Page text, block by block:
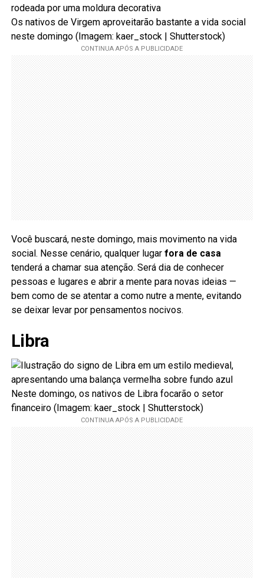
Os nativos de Virgem aproveitarão bastante a vida social
neste domingo (Imagem: kaer_stock | Shutterstock)
Você buscará, neste domingo, mais movimento na vida
social. Nesse cenário, qualquer lugarfora de casa
tenderá a chamar sua atenção. Será dia de conhecer
pessoas e lugares e abrir a mente para novas ideias —
bem como de se atentar a como nutre a mente, evitando
se deixar levar por pensamentos nocivos.
Libra
Neste domingo, os nativos de Libra focarão o setor
financeiro (Imagem: kaer_stock | Shutterstock)